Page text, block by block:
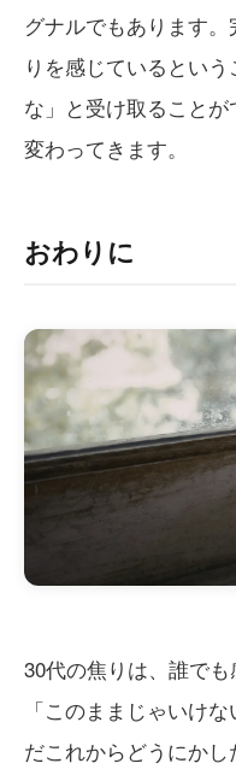
グナルでもあります
りを感じているとい
な」と受け取ること
変わってきます。
おわりに
30代の焦りは、誰で
「このままじゃいけ
だこれからどうにか